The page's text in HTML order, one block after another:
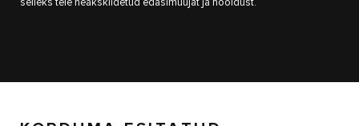
selleks teie heakskiidetud edasimüüjat ja hooldust.